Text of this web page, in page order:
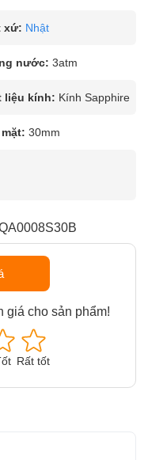
xứ: Nhật
nước: 3atm
liệu kính: Kính Sapphire
30mm
giá cho sản phẩm!
Rất tốt